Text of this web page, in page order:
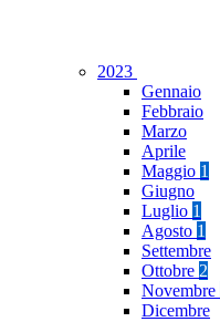
2023
Gennaio
Febbraio
Marzo
Aprile
Maggio 1
Giugno
Luglio 1
Agosto 1
Settembre
Ottobre 2
Novembre
Dicembre